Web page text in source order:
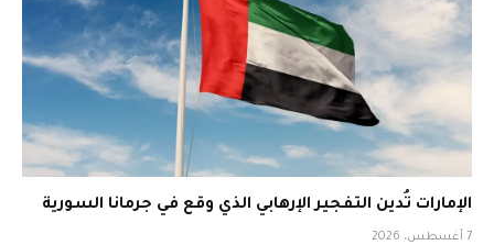
الإمارات تُدين التفجير الإرهابي الذي وقع في جرمانا السورية
7 أغسطس، 2026